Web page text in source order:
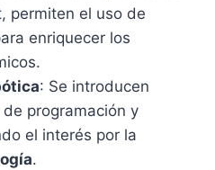
permiten el uso de
enriquecer los
: Se introducen
programación y
el interés por la
.